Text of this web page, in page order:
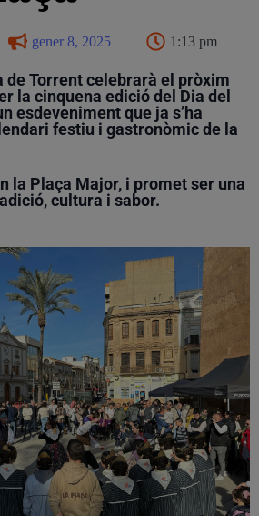
gener 8, 2025 1:13 pm
de Torrent celebrarà el pròxim
la cinquena edició del Dia del
esdeveniment que ja s’ha
festiu i gastronòmic de la
la Plaça Major, i promet ser una
cultura i sabor.